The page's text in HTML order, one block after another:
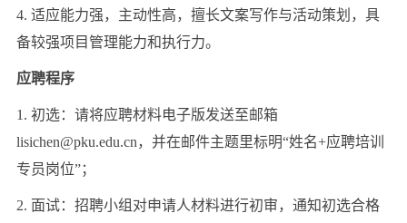
4. 适应能力强，主动性高，擅长文案写作与活动策划，具
备较强项目管理能力和执行力。
应聘程序
1. 初选：请将应聘材料电子版发送至邮箱
lisichen@pku.edu.cn，并在邮件主题里标明“姓名+应聘培训
专员岗位”；
2. 面试：招聘小组对申请人材料进行初审，通知初选合格